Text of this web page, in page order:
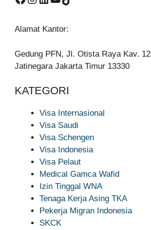
Alamat Kantor:
Gedung PFN, Jl. Otista Raya Kav.
Jatinegara Jakarta Timur 13330
KATEGORI
Visa Internasional
Visa Saudi
Visa Schengen
Visa Indonesia
Visa Pelaut
Medical Gamca Wafid
Izin Tinggal WNA
Tenaga Kerja Asing TKA
Pekerja Migran Indonesia
SKCK